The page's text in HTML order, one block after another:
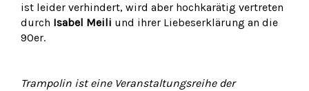
ist leider verhindert, wird aber hochkarätig vertreten
durch Isabel Meili und ihrer Liebeserklärung an die
90er.
Trampolin ist eine Veranstaltungsreihe der